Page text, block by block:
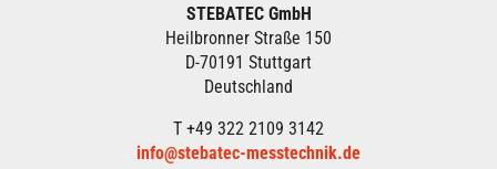
STEBATEC GmbH
Heilbronner Straße 150
D-70191 Stuttgart
Deutschland
T +49 322 2109 3142
info@stebatec-messtechnik.de